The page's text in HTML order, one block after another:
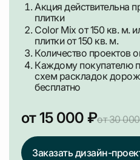
Акция действительна
плитки
Color Mix от 150 кв. м.
плитки от 150 кв. м.
Количество проектов
Каждому покупателю
схем раскладок
бесплатно
от 15 000 ₽от 30
Заказать дизайн-